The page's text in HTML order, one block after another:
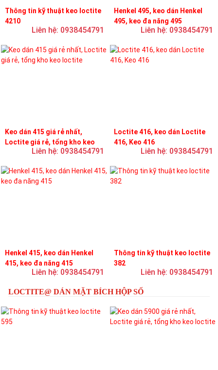
Thông tin kỹ thuật keo loctite
4210
Liên hệ: 0938454791
Henkel 495, keo dán Henkel
495, keo đa năng 495
Liên hệ: 0938454791
Keo dán 415 giá rẻ nhất,
Loctite giá rẻ, tổng kho keo
Liên hệ: 0938454791
Loctite 416, keo dán Loctite
416, Keo 416
Liên hệ: 0938454791
Henkel 415, keo dán Henkel
415, keo đa năng 415
Liên hệ: 0938454791
Thông tin kỹ thuật keo loctite
382
Liên hệ: 0938454791
LOCTITE@ DÁN MẶT BÍCH HỘP SỐ